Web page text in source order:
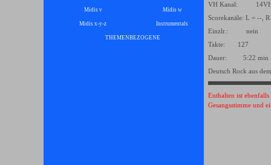
Midis v Midis w
Midis x-y-z Instrumentals
THEMENBEZOGENE
VH Kanal:
Scorekanäle: L = --, R
Einzlr.: nein
Takte: 127
Dauer: 5:22 min
Deutsch Rock aus
Enthalten ist
Gesangsstimme und